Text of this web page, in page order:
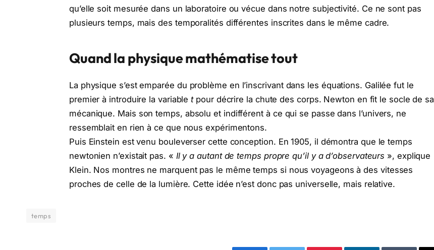
qu’elle soit mesurée dans un laboratoire ou vécue dans notre subjectivité. Ce ne sont pas
plusieurs temps, mais des temporalités différentes inscrites dans le même cadre.
Quand la physique mathématise tout
La physique s’est emparée du problème en l’inscrivant dans les équations. Galilée fut le
premier à introduire la variabletpour décrire la chute des corps. Newton en fit le socle de sa
mécanique. Mais son temps, absolu et indifférent à ce qui se passe dans l’univers, ne
ressemblait en rien à ce que nous expérimentons.
Puis Einstein est venu bouleverser cette conception. En 1905, il démontra que le temps
newtonien n’existait pas. « Il y a autant de temps propre qu’il y a d’observateurs », explique
Klein. Nos montres ne marquent pas le même temps si nous voyageons à des vitesses
proches de celle de la lumière. Cette idée n’est donc pas universelle, mais relative.
temps